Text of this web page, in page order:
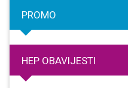
PROMO
HEP OBAVIJESTI